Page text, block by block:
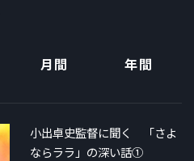
月間 年間
小出卓史監督に聞く 「さよ
ならララ」の深い話①